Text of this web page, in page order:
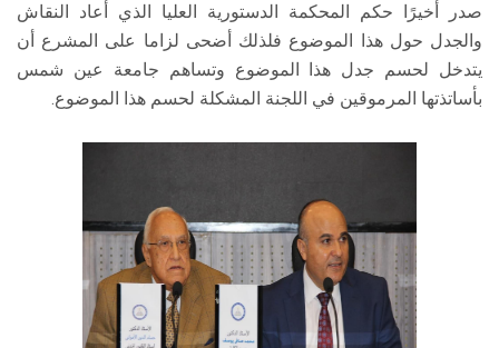
صدر أخيرًا حكم المحكمة الدستورية العليا الذي أعاد النقاش
والجدل حول هذا الموضوع فلذلك أضحى لزاما على المشرع أن
يتدخل لحسم جدل هذا الموضوع وتساهم جامعة عين شمس
بأساتذتها المرموقين في اللجنة المشكلة لحسم هذا الموضوع.